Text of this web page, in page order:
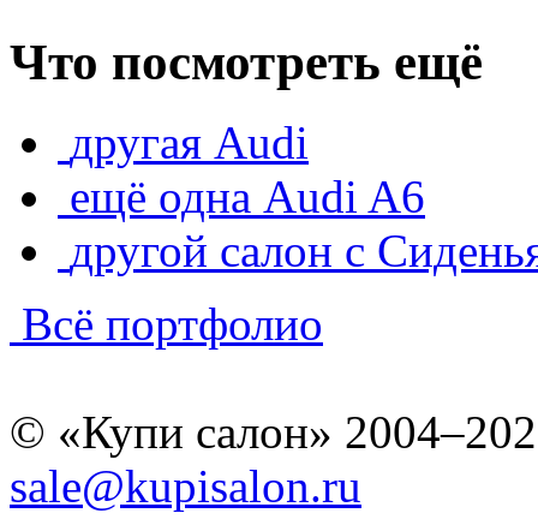
Что посмотреть ещё
другая Audi
ещё одна Audi A6
другой салон с
Всё портфолио
© «Купи салон»
sale@kupisalon.ru